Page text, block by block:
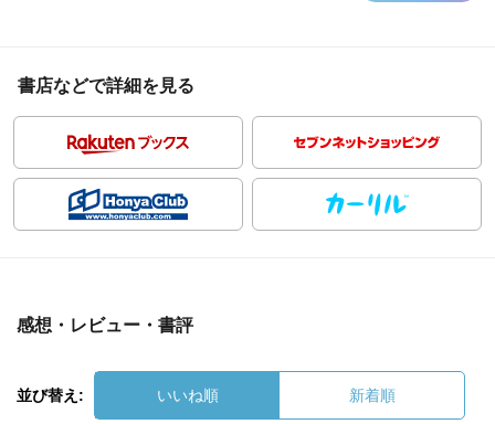
書店などで詳細を見る
感想・レビュー・書評
並び替え: いいね順 新着順